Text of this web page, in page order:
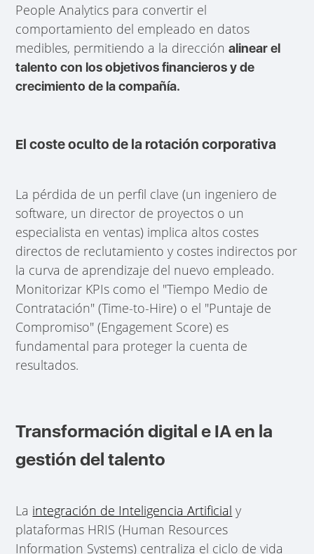
People Analytics para convertir el
comportamiento del empleado en datos
medibles, permitiendo a la direcciónalinear el
talento con los objetivos financieros y de
crecimiento de la compañía.
El coste oculto de la rotación corporativa
La pérdida de un perfil clave (un ingeniero de
software, un director de proyectos o un
especialista en ventas) implica altos costes
directos de reclutamiento y costes indirectos por
la curva de aprendizaje del nuevo empleado.
Monitorizar KPIs como el "Tiempo Medio de
Contratación" (Time-to-Hire) o el "Puntaje de
Compromiso" (Engagement Score) es
fundamental para proteger la cuenta de
resultados.
Transformación digital e IA en la
gestión del talento
La integración de Inteligencia Artificial y
plataformas HRIS (Human Resources
Information Systems) centraliza el ciclo de vida